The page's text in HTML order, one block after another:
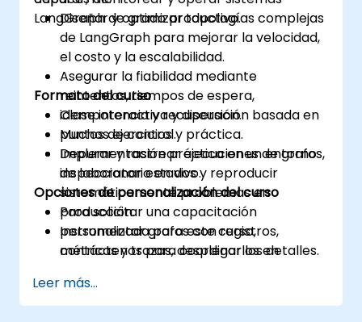
LangGraph de grado productivo.
Diseñar y optimizar topologías complejas
de LangGraph para mejorar la velocidad,
el costo y la escalabilidad.
Asegurar la fiabilidad mediante
reintentos, tiempos de espera,
idempotencia y recuperación basada en
puntos de control.
Depurar y rastrear ejecuciones de grafos,
inspeccionar estados y reproducir
sistemáticamente problemas en
producción.
Instrumentar grafos con registros,
métricas y trazas, desplegarlos en
Formato del curso
Clase interactiva y discusión.
Muchos ejercicios y práctica.
Implementación práctica en un entorno
de laboratorio en vivo.
Opciones de personalización del curso
Para solicitar una capacitación
personalizada para este curso,
contáctenos para coordinar los detalles.
Leer más...